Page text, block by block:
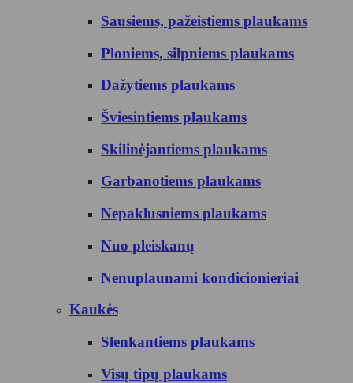
Sausiems, pažeistiems plaukams
Ploniems, silpniems plaukams
Dažytiems plaukams
Šviesintiems plaukams
Skilinėjantiems plaukams
Garbanotiems plaukams
Nepaklusniems plaukams
Nuo pleiskanų
Nenuplaunami kondicionieriai
Kaukės
Slenkantiems plaukams
Visų tipų plaukams